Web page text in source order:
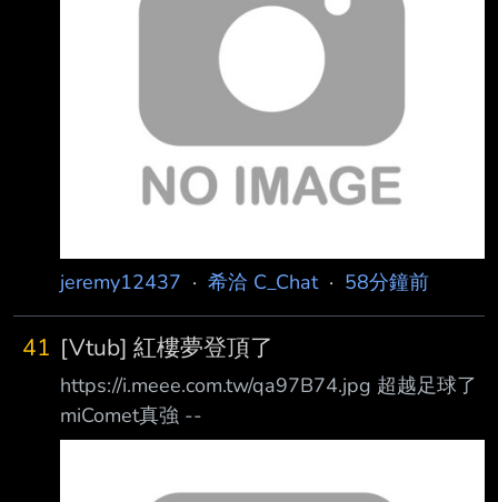
https://i.meee.com.tw/KCPj8ju.png (我知道用ア
イギス當關鍵字會混進千年戰爭啦， 但我搜了
一下，這幾個小時的貼文談到アイギス應該九成
九都是在談P3的這隻) 官方的推特底下一大堆不
滿的推文 https://i.mee
jeremy12437 · 希洽 C_Chat· 58分鐘前
41 [Vtub] 紅樓夢登頂了
https://i.meee.com.tw/qa97B74.jpg 超越足球了
miComet真強 --